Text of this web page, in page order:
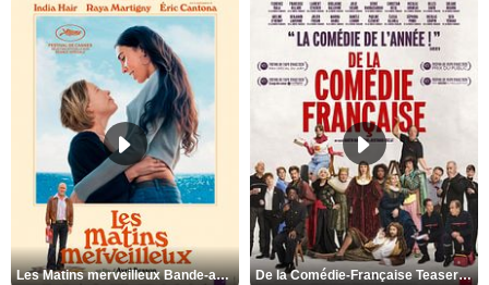
Les Matins merveilleux Bande-annonce VF De la Comédie-Française Teaser VF